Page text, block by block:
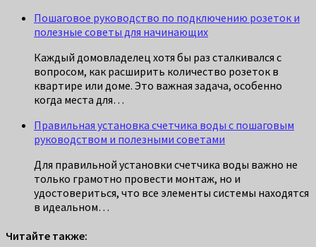
Пошаговое руководство по подключению розеток и
полезные советы для начинающих
Каждый домовладелец хотя бы раз сталкивался с
вопросом, как расширить количество розеток в
квартире или доме. Это важная задача, особенно
когда места для…
Правильная установка счетчика воды с пошаговым
руководством и полезными советами
Для правильной установки счетчика воды важно не
только грамотно провести монтаж, но и
удостовериться, что все элементы системы находятся
в идеальном…
Читайте также: